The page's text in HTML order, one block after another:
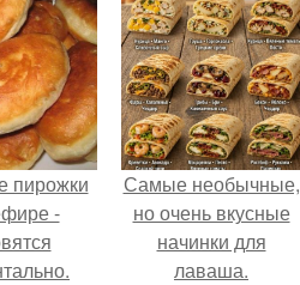
пирожки
-
Самые необычные,
но очень вкусные
начинки для
лаваша.